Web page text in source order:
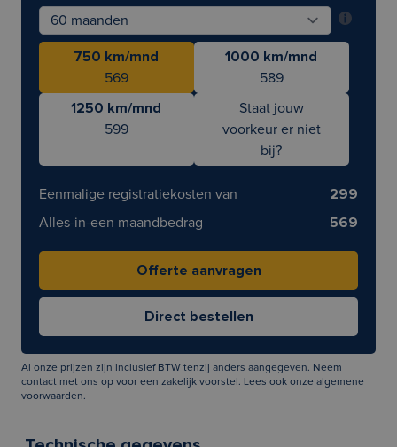
750 km/mnd
569
1000 km/mnd
589
1250 km/mnd
599
Staat jouw
voorkeur er niet
bij?
Eenmalige registratiekosten van
299
Alles-in-een maandbedrag
569
Al onze prijzen zijn inclusief BTW tenzij anders aangegeven. Neem
contact met ons op voor een zakelijk voorstel. Lees ook onze algemene
voorwaarden.